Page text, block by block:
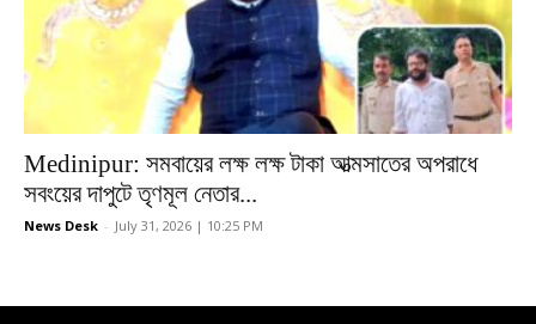
Medinipur: সমবায়ের লক্ষ লক্ষ টাকা আত্মসাতের অপরাধে
সবংয়ের দাপুটে তৃণমূল নেতার...
News Desk - July 31, 2026 | 10:25 PM